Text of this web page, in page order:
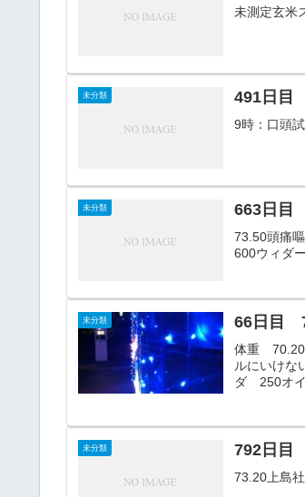
未測定玄米
未分類 491日目
9時：口頭
未分類 663日目
73.50頭痛
600ウィダ
未分類 66日目
体重 70.20
ルにいけ
ダ 250
未分類 792日目
73.20上島